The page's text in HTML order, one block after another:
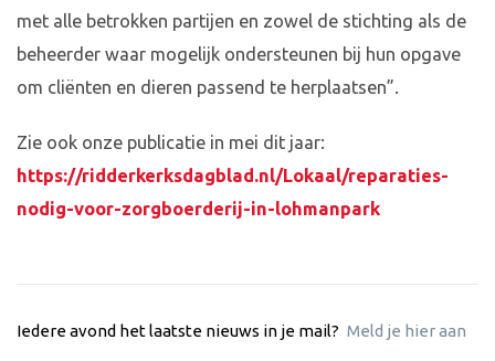
met alle betrokken partijen en zowel de stichting als de
beheerder waar mogelijk ondersteunen bij hun opgave
om cliënten en dieren passend te herplaatsen”.
Zie ook onze publicatie in mei dit jaar:
https://ridderkerksdagblad.nl/Lokaal/reparaties-
nodig-voor-zorgboerderij-in-lohmanpark
Iedere avond het laatste nieuws in je mail? Meld je hier aan